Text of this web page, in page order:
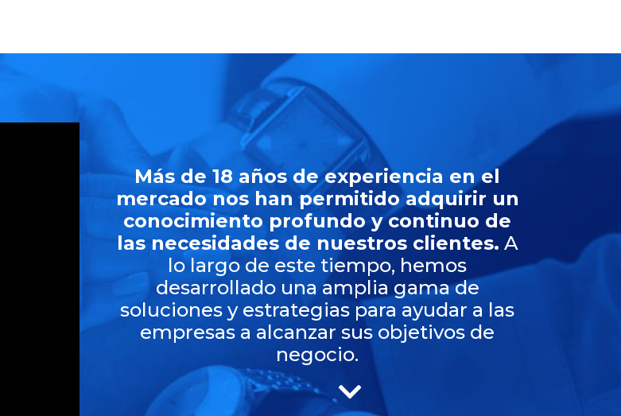
Más de 18 años de experiencia en el
mercado nos han permitido adquirir un
conocimiento profundo y continuo de
las necesidades de nuestros clientes. A
lo largo de este tiempo, hemos
desarrollado una amplia gama de
soluciones y estrategias para ayudar a las
empresas a alcanzar sus objetivos de
negocio.